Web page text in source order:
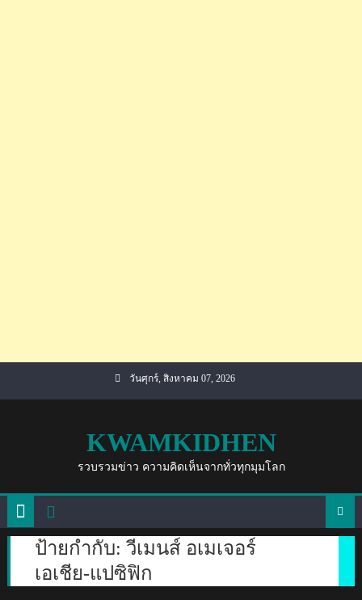
วันศุกร์, สิงหาคม 07, 2026
KWAMKIDHEN
รวบรวมข่าว ความคิดเห็นจากทั่วทุกมุมโลก
ป้ายกำกับ: วีเมนส์ อเมเจอร์
เอเชีย-แปซิฟิก